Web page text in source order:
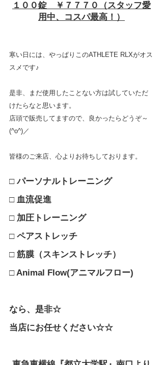
１００錠　￥７７７０（スタッフ愛
用中、コスパ最高！）
寒い日には、やっぱりこのATHLETE RLXがオス
スメです♪
是非、まだ使用したことない方は試していただ
けたらなと思います。
店頭で販売してますので、良かったらどうぞ～
(^o^)／
皆様のご来店、心よりお待ちしております。
□ パーソナルトレーニング
□ 血流促進
□ 加圧トレーニング
□ ペアストレッチ
□ 筋膜（スキンストレッチ）
□ Animal Flow(アニマルフロー)
なら、是非☆
当店にお任せください☆☆